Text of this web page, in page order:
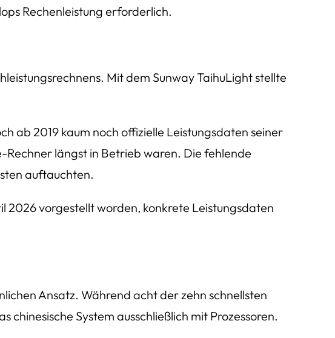
Rechenleistung erforderlich.
Mit dem Sunway TaihuLight stellte
ab 2019 kaum noch offizielle Leistungsdaten seiner
Rechner längst in Betrieb waren. Die fehlende
auftauchten.
2026 vorgestellt worden, konkrete Leistungsdaten
Ansatz. Während acht der zehn schnellsten
System ausschließlich mit Prozessoren.